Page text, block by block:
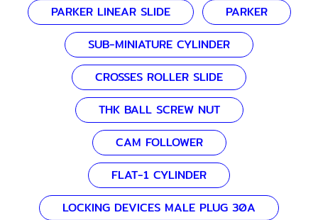
PARKER LINEAR SLIDE
PARKER
SUB-MINIATURE CYLINDER
CROSSES ROLLER SLIDE
THK BALL SCREW NUT
CAM FOLLOWER
FLAT-1 CYLINDER
LOCKING DEVICES MALE PLUG 30A